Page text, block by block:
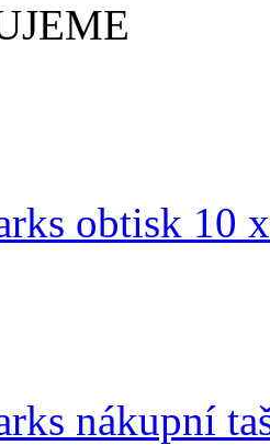
obtisk 10
nákupní